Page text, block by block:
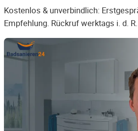
Kostenlos & unverbindlich:
Empfehlung. Rückruf werktags i. d.